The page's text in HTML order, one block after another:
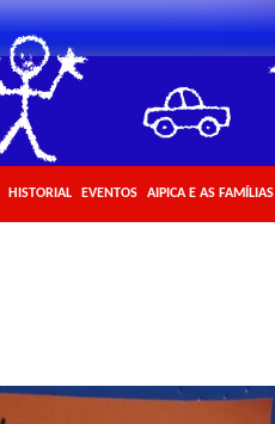
HISTORIAL EVENTOS AIPICA E AS FAMÍLIAS